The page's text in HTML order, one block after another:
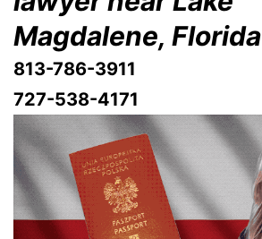
Magdalene, Florida
813-786-3911
727-538-4171